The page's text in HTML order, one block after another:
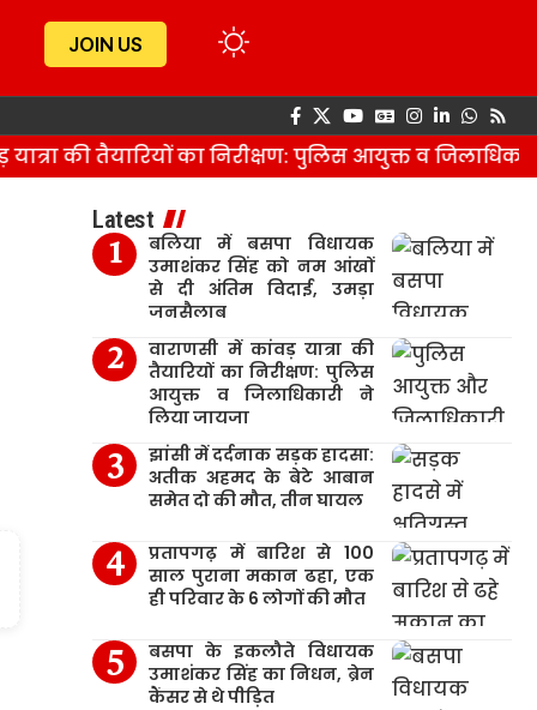
JOIN US
की तैयारियों का निरीक्षण: पुलिस आयुक्त व जिलाधिकारी
Latest
बलिया में बसपा विधायक
उमाशंकर सिंह को नम आंखों
से दी अंतिम विदाई, उमड़ा
जनसैलाब
वाराणसी में कांवड़ यात्रा की
तैयारियों का निरीक्षण: पुलिस
आयुक्त व जिलाधिकारी ने
लिया जायजा
झांसी में दर्दनाक सड़क हादसा:
अतीक अहमद के बेटे आबान
समेत दो की मौत, तीन घायल
प्रतापगढ़ में बारिश से 100
साल पुराना मकान ढहा, एक
ही परिवार के 6 लोगों की मौत
बसपा के इकलौते विधायक
उमाशंकर सिंह का निधन, ब्रेन
कैंसर से थे पीड़ित